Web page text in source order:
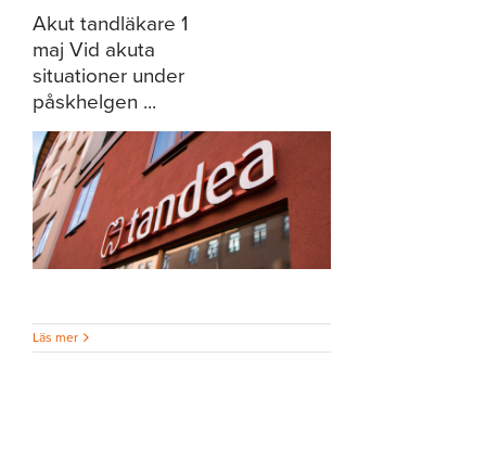
Akut tandläkare 1
maj Vid akuta
situationer under
påskhelgen ...
Läs mer